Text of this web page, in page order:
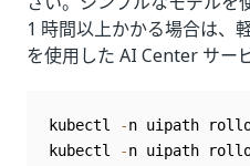
1 時間以上かかる場合は、
を使用した AI Center サー
kubectl -n uipath
kubectl
-n uipath